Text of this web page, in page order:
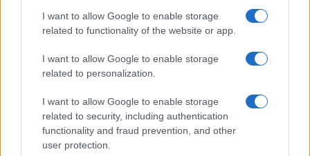
I want to allow Google to enable storage
related to functionality of the website or app.
I want to allow Google to enable storage
related to personalization.
I want to allow Google to enable storage
related to security, including authentication
functionality and fraud prevention, and other
user protection.
decisiones más informadas. Si un compromiso no
se alinea con tus objetivos, será más fácil decir
que no.
Practica la asertividad:
pequeñas negativas en situaciones menos
significativas para entrenar tu capacidad de
decir no. Con el tiempo, esto se volverá más fácil